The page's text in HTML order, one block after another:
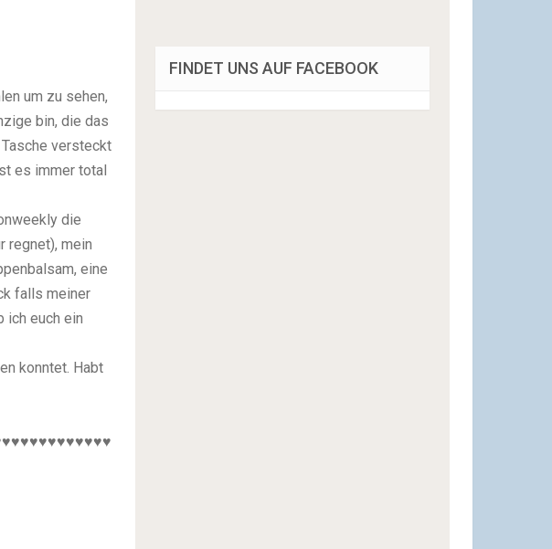
um zu sehen,
bin, die das
versteckt
es immer total
die
regnet), mein
eine
falls meiner
ich euch ein
konntet. Habt
FINDET UNS AUF FACEBOOK